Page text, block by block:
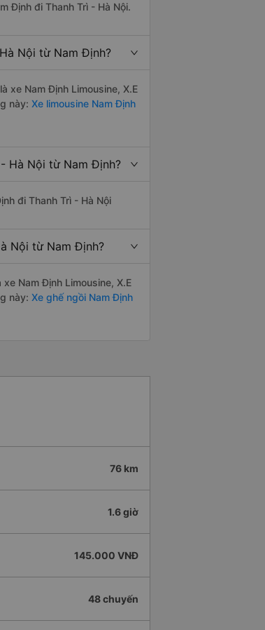
Định đi Thanh Trì - Hà Nội.
Nội từ Nam Định?
xe Nam Định Limousine, X.E
này: Xe limousine Nam Định
Hà Nội từ Nam Định?
đi Thanh Trì - Hà Nội
Nội từ Nam Định?
Nam Định Limousine, X.E
này: Xe ghế ngồi Nam Định
76 km
1.6 giờ
145.000 VNĐ
48 chuyến